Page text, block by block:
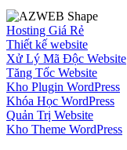
Hosting Giá Rẻ
Thiết kế website
Xử Lý Mã Độc Website
Tăng Tốc Website
Kho Plugin WordPress
Khóa Học WordPress
Quản Trị Website
Kho Theme WordPress